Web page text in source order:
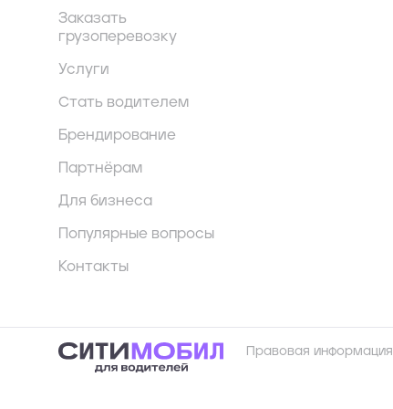
Заказать
грузоперевозку
Услуги
Стать водителем
Брендирование
Партнёрам
Для бизнеса
Популярные вопросы
Контакты
Правовая информация